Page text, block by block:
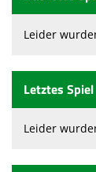
Leider
Letztes Spiel
Leider